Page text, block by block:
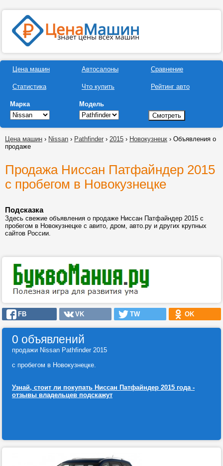
Цена машин
Статистика
Автосалоны
Что купить
Сравнение
Рейтинг авто
Марка Модель
Цена машин › Nissan › Pathfinder › 2015 › Новокузнецк › Объявления о
продаже
Продажа Ниссан Патфайндер 2015
с пробегом в Новокузнецке
Подсказка
Здесь свежие объявления о продаже Ниссан Патфайндер 2015 с
пробегом в Новокузнецке с авито, дром, авто.ру и других крупных
сайтов России.
FB VK TW OK
0 объявлений
продажи Nissan Pathfinder 2015
с пробегом в Новокузнецке.
Узнай, стоит ли покупать Ниссан Патфайндер 2015 года -
отзывы владельцев подскажут